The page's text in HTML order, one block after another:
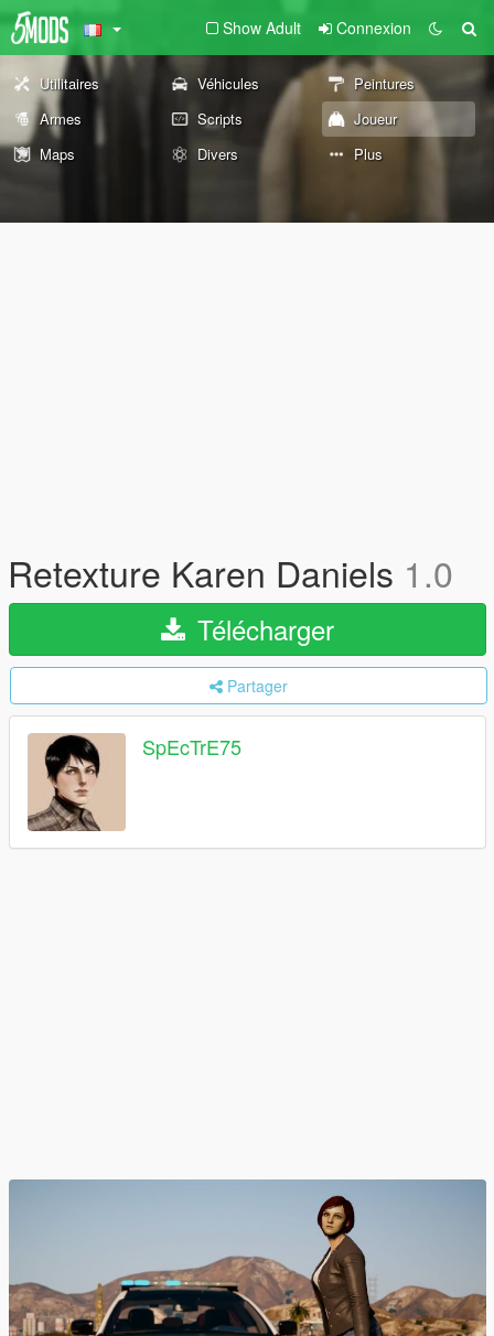
Show Adult Connexion
Utilitaires Véhicules
Peintures
Armes
Scripts
Joueur
Maps
Divers Plus
Retexture Karen Daniels 1.0
Télécharger
Partager
SpEcTrE75